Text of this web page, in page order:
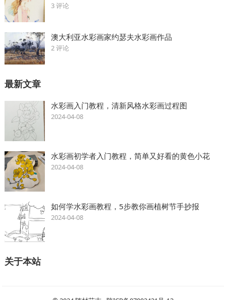
3 评论
澳大利亚水彩画家约瑟夫水彩画作品
2 评论
最新文章
水彩画入门教程，清新风格水彩画过程图
2024-04-08
水彩画初学者入门教程，简单又好看的黄色小花
2024-04-08
如何学水彩画教程，5步教你画植树节手抄报
2024-04-08
关于本站